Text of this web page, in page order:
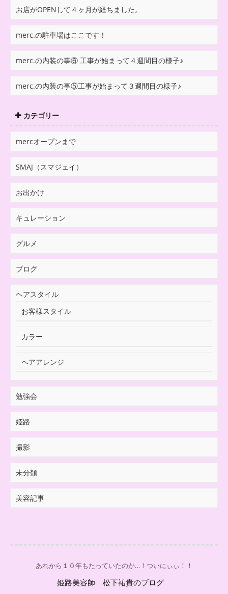
お店がOPENして４ヶ月が経ちました。
merc.の駐車場はここです！
merc.の内装の事⑥ 工事が始まって４週間目の様子♪
merc.の内装の事⑤工事が始まって３週間目の様子♪
カテゴリー
mercオープンまで
SMAJ（スマジェイ）
お出かけ
キュレーション
グルメ
ブログ
ヘアスタイル
お客様スタイル
カラー
ヘアアレンジ
勉強会
姫路
撮影
未分類
美容記事
あれから１０年もたっていたのか…！ついにぃぃ！！
姫路美容師 松下祐貴のブログ